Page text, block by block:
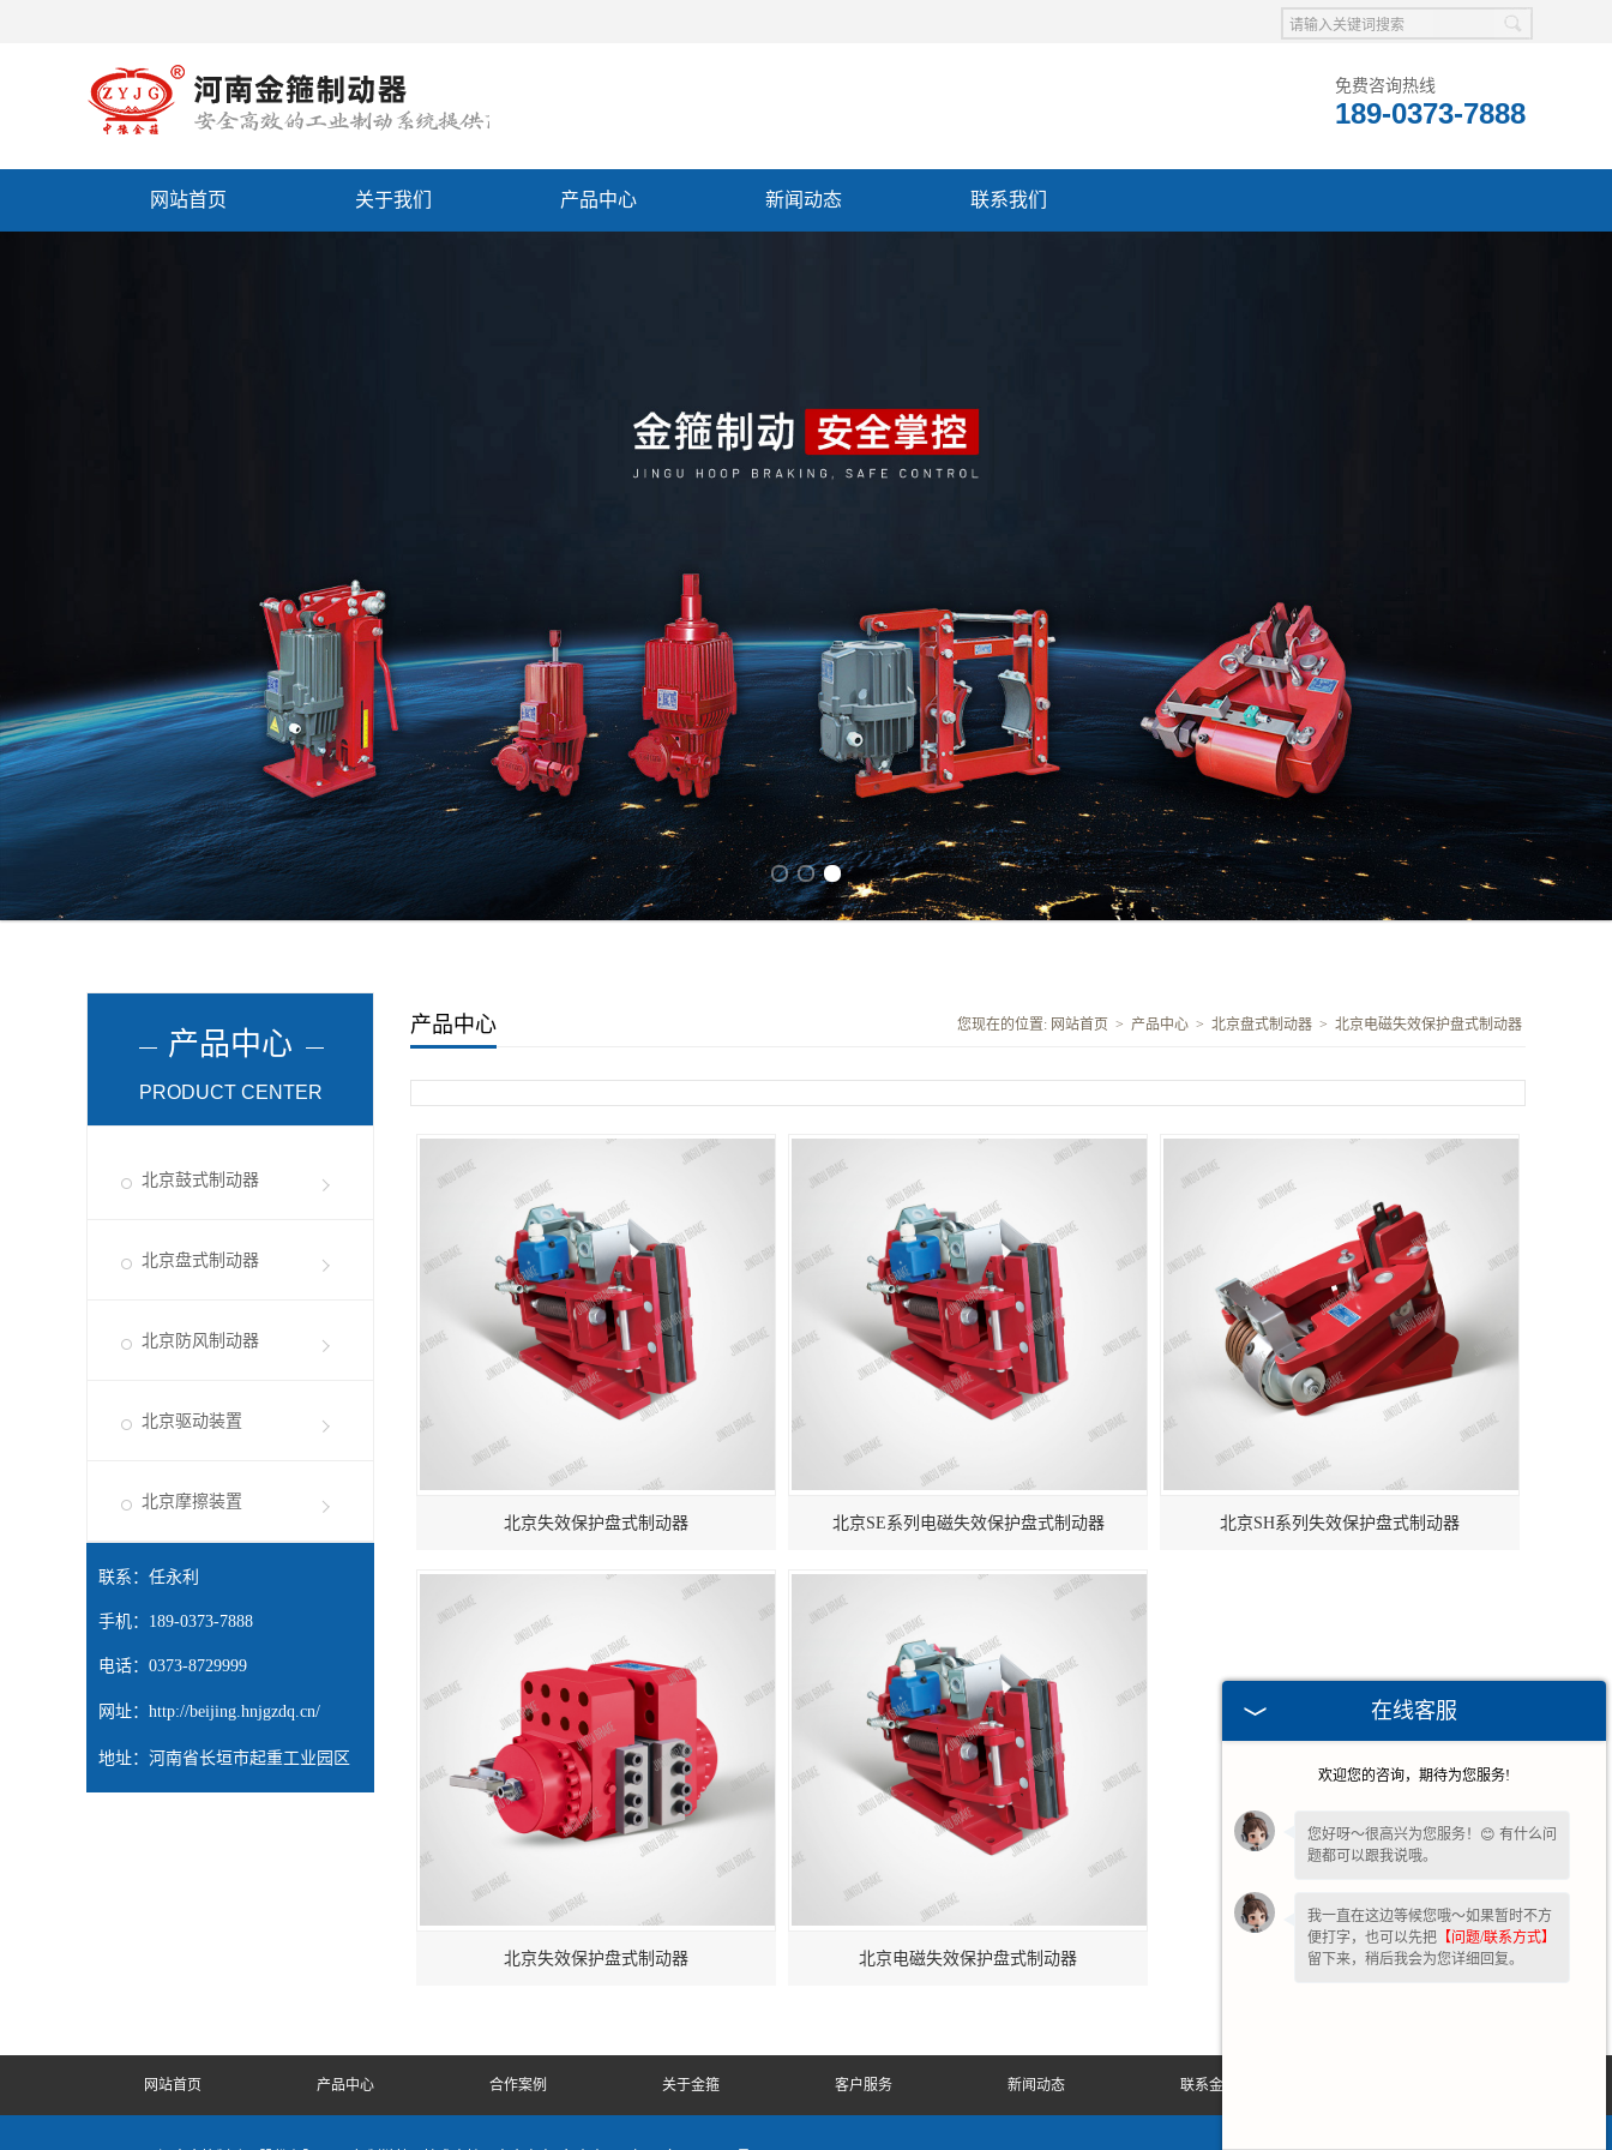
免费咨询热线
189-0373-7888
网站首页 关于我们 产品中心 新闻动态 联系我们
产品中心
PRODUCT CENTER
北京鼓式制动器
北京盘式制动器
北京防风制动器
北京驱动装置
北京摩擦装置
联系：任永利
手机：189-0373-7888
电话：0373-8729999
网址： http://beijing.hnjgzdq.cn/
地址：河南省长垣市起重工业园区
产品中心 您现在的位置: 网站首页 > 产品中心 > 北京盘式制动器 > 北京电磁失效保护盘式制动器
北京失效保护盘式制动器 北京SE系列电磁失效保护盘式制动器 北京SH系列失效保护盘式制动器
北京失效保护盘式制动器 北京电磁失效保护盘式制动器
网站首页 产品中心 合作案例 关于金箍 客户服务 新闻动态 联系金箍
在线客服
欢迎您的咨询，期待为您服务!
您好呀～很高兴为您服务！😊 有什么问
题都可以跟我说哦。
我一直在这边等候您哦～如果暂时不方
便打字，也可以先把 【问题/联系方式】
留下来，稍后我会为您详细回复。